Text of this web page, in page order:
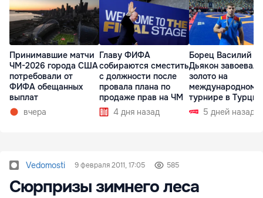
Принимавшие матчи
ЧМ-2026 города США
потребовали от
ФИФА обещанных
выплат
вчера
Главу ФИФА
собираются сместить
с должности после
провала плана по
продаже прав на ЧМ
4 дня назад
Борец Василий
Дьякон завоевал
золото на
международном
турнире в Турции
5 дней назад
Vedomosti 9 февраля 2011, 17:05 585
Сюрпризы зимнего леса